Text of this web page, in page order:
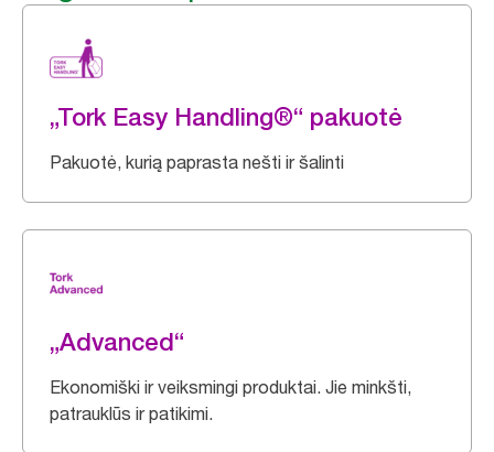
„Tork Easy Handling®“ pakuotė
Pakuotė, kurią paprasta nešti ir šalinti
„Advanced“
Ekonomiški ir veiksmingi produktai. Jie minkšti,
patrauklūs ir patikimi.